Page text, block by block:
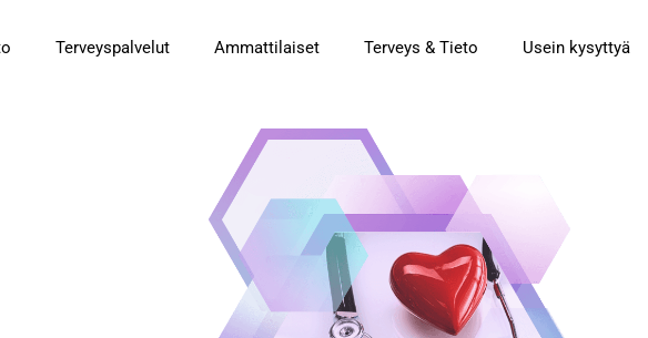
Terveyspalvelut Ammattilaiset Terveys & Tieto Usein kysyttyä